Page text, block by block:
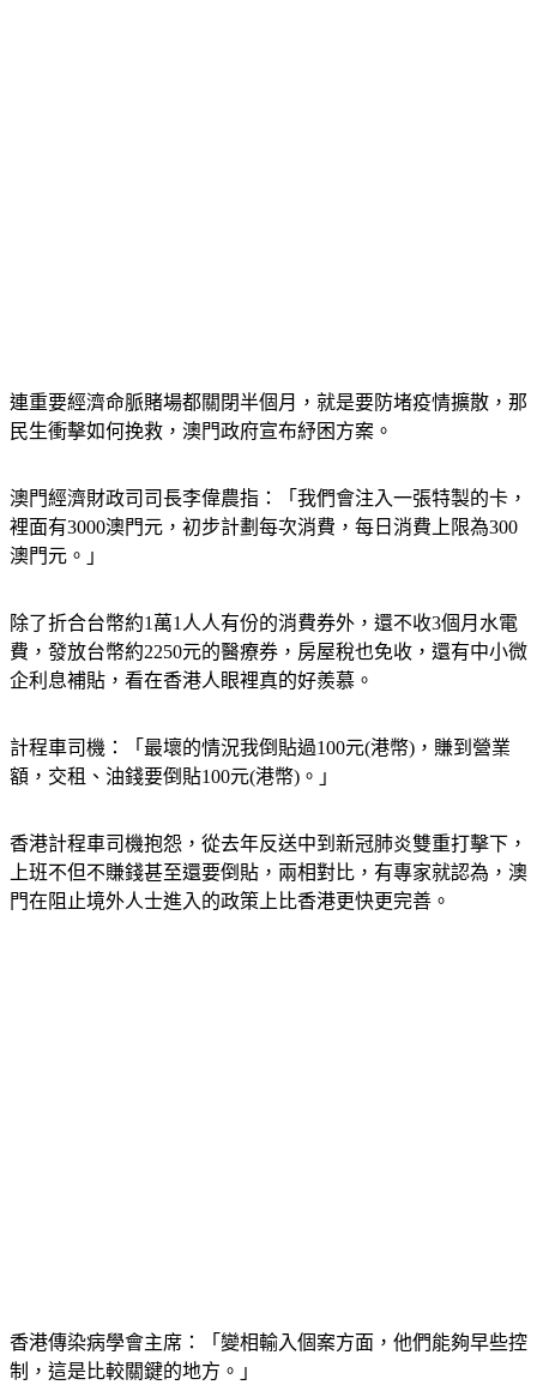
連重要經濟命脈賭場都關閉半個月，就是要防堵疫情擴散，那
澳門經濟財政司司長李偉農指：「我們會注入一張特製的卡，
裡面有3000澳門元，初步計劃每次消費，每日消費上限為300
除了折合台幣約1萬1人人有份的消費券外，還不收3個月水電
費，發放台幣約2250元的醫療券，房屋稅也免收，還有中小微
計程車司機：「最壞的情況我倒貼過100元(港幣)，賺到營業
香港計程車司機抱怨，從去年反送中到新冠肺炎雙重打擊下，
上班不但不賺錢甚至還要倒貼，兩相對比，有專家就認為，澳
香港傳染病學會主席：「變相輸入個案方面，他們能夠早些控